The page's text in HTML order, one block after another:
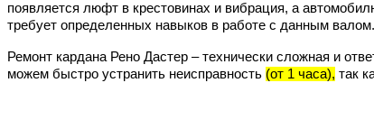
появляется люфт в крестовинах и вибрация, а
требует определенных навыков в работе с данным валом.
Ремонт кардана Рено Дастер – технически сложная и
можем быстро устранить неисправность (от 1 часа), так